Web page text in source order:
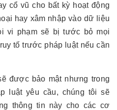
cổ vũ cho bất kỳ hoạt động
hay xâm nhập vào dữ liệu
vi phạm sẽ bị tước bỏ mọi
tố trước pháp luật nếu cần
được bảo mật nhưng trong
luật yêu cầu, chúng tôi sẽ
thông tin này cho các cơ